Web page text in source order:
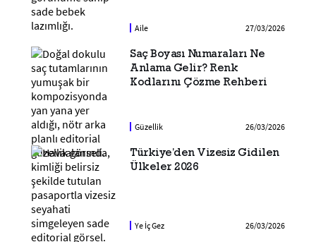
Aile 27/03/2026
Saç Boyası Numaraları Ne
Anlama Gelir? Renk
Kodlarını Çözme Rehberi
Güzellik 26/03/2026
Türkiye'den Vizesiz Gidilen
Ülkeler 2026
Ye İç Gez 26/03/2026